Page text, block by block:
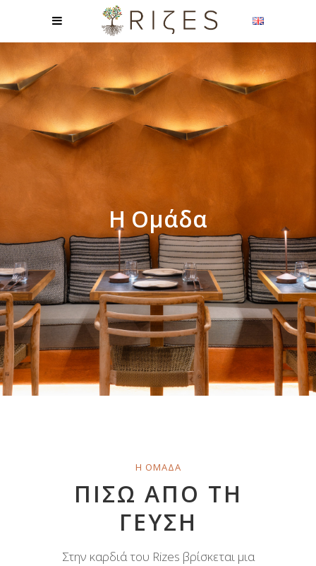
Η Ομάδα
Η ΟΜΑΔΑ
ΠΙΣΩ ΑΠΟ ΤΗ
ΓΕΥΣΗ
Στην καρδιά του Rizes βρίσκεται μια